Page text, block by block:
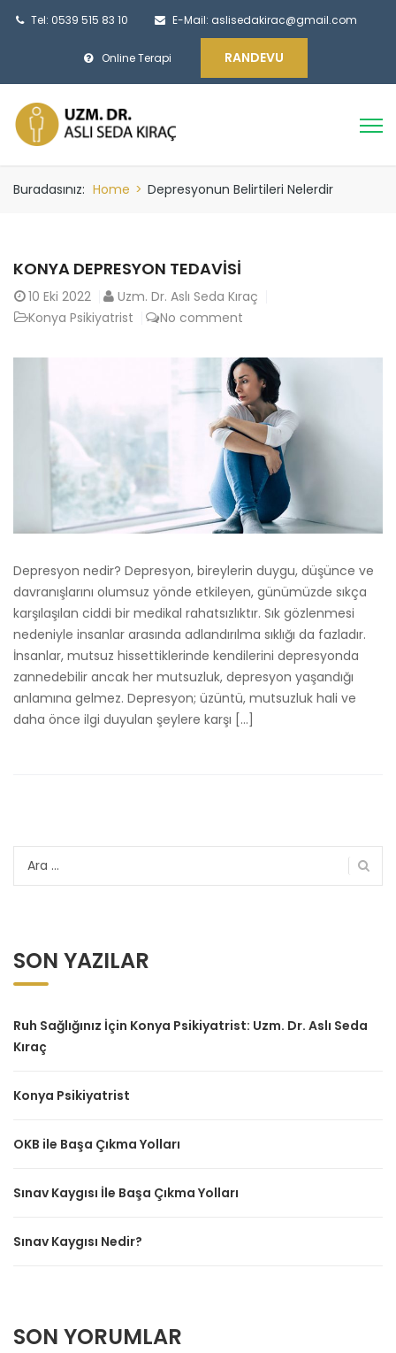
Tel: 0539 515 83 10 E-Mail: aslisedakirac@gmail.com
Online Terapi RANDEVU
Buradasınız: Home > Depresyonun Belirtileri Nelerdir
KONYA DEPRESYON TEDAVISI
10 Eki 2022
Uzm. Dr. Aslı Seda Kıraç
Konya Psikiyatrist
No comment
Depresyon nedir? Depresyon, bireylerin duygu, düşünce ve
davranışlarını olumsuz yönde etkileyen, günümüzde sıkça
karşılaşılan ciddi bir medikal rahatsızlıktır. Sık gözlenmesi
nedeniyle insanlar arasında adlandırılma sıklığı da fazladır.
İnsanlar, mutsuz hissettiklerinde kendilerini depresyonda
zannedebilir ancak her mutsuzluk, depresyon yaşandığı
anlamına gelmez. Depresyon; üzüntü, mutsuzluk hali ve
daha önce ilgi duyulan şeylere karşı […]
SON YAZILAR
Ruh Sağlığınız İçin Konya Psikiyatrist: Uzm. Dr. Aslı Seda
Kıraç
Konya Psikiyatrist
OKB ile Başa Çıkma Yolları
Sınav Kaygısı İle Başa Çıkma Yolları
Sınav Kaygısı Nedir?
SON YORUMLAR